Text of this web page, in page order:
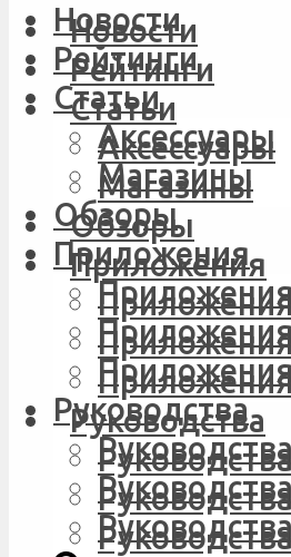
Новости
Рейтинги
Статьи
Аксессуары
Магазины
Обзоры
Приложения
Руководства
Новости
Рейтинги
Статьи
Аксессуары
Магазины
Обзоры
Приложения
Руководства